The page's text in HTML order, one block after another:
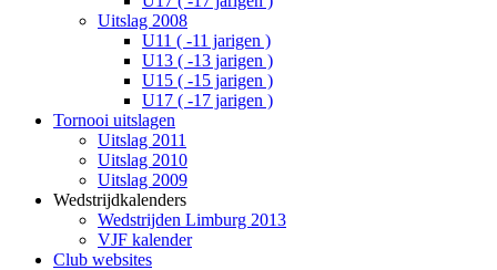
Uitslag 2008
U11 ( -11 jarigen )
U13 ( -13 jarigen )
U15 ( -15 jarigen )
U17 ( -17 jarigen )
Tornooi uitslagen
Uitslag 2011
Uitslag 2010
Uitslag 2009
Wedstrijdkalenders
Wedstrijden Limburg 2013
VJF kalender
Club websites